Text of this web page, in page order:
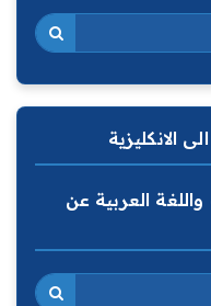
الانكليزية
واللغة العربية عن